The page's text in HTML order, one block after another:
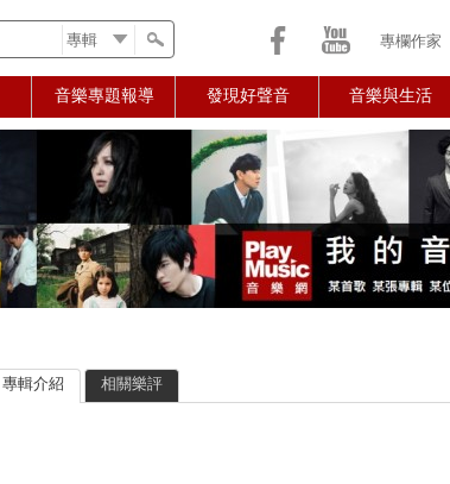
專欄作家
音樂專題報導 發現好聲音 音樂與生活
專輯介紹 相關樂評